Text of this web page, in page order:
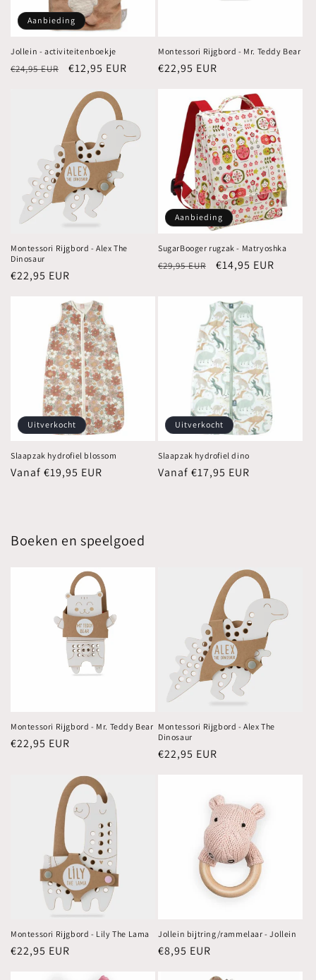
Aanbieding
Jollein - activiteitenboekje
Normale
€24,95 EUR Aanbiedingsprijs
€12,95 EUR
Montessori Rijgbord - Mr. Teddy Bear
Normale
€22,95 EUR
Montessori Rijgbord - Alex The
Dinosaur
Normale
€22,95 EUR
Aanbieding
SugarBooger rugzak - Matryoshka
Normale
€29,95 EUR Aanbiedingsprijs
€14,95 EUR
Uitverkocht
Slaapzak hydrofiel blossom
Normale
Vanaf €19,95 EUR
Uitverkocht
Slaapzak hydrofiel dino
Normale
Vanaf €17,95 EUR
Boeken en speelgoed
Montessori Rijgbord - Mr. Teddy Bear
Normale
€22,95 EUR
Montessori Rijgbord - Alex The
Dinosaur
Normale
€22,95 EUR
Montessori Rijgbord - Lily The Lama
Normale
€22,95 EUR
Jollein bijtring/rammelaar - Jollein
Normale
€8,95 EUR